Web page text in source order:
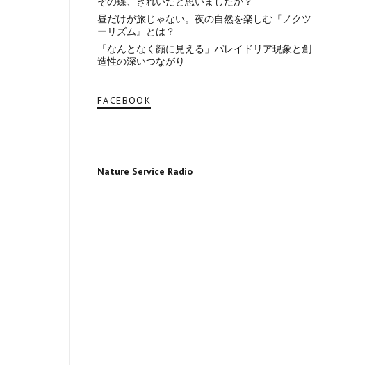
昼だけが旅じゃない。夜の自然を楽しむ『ノクツ
ーリズム』とは？
「なんとなく顔に見える」パレイドリア現象と創
造性の深いつながり
FACEBOOK
Nature Service Radio